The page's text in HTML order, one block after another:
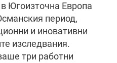
Югоизточна Европа
период,
и иновативни
изследвания.
три работни